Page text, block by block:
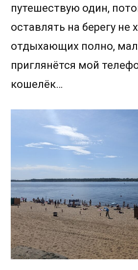
путешествую один,
оставлять на берегу не
отдыхающих полно,
приглянётся мой
кошелёк…